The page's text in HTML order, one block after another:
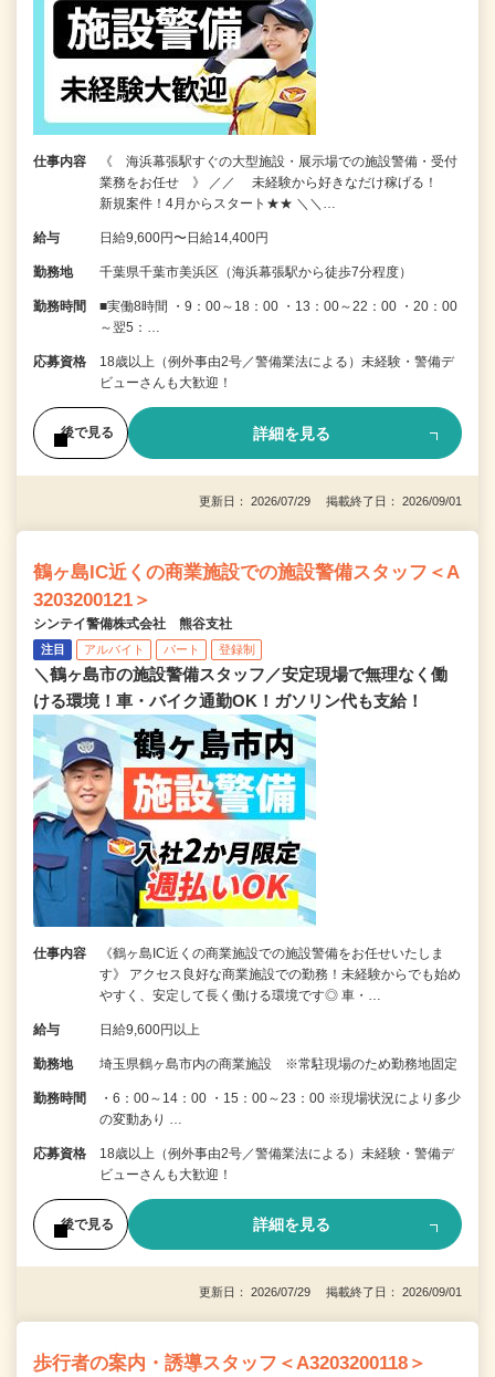
仕事内容
《 海浜幕張駅すぐの大型施設・展示場での施設警備・受付
業務をお任せ 》 ／／ 未経験から好きなだけ稼げる！
新規案件！4月からスタート★★ ＼＼…
給与 日給9,600円〜日給14,400円
勤務地 千葉県千葉市美浜区（海浜幕張駅から徒歩7分程度）
勤務時間
■実働8時間 ・9：00～18：00 ・13：00～22：00 ・20：00
～翌5：…
応募資格
18歳以上（例外事由2号／警備業法による）未経験・警備デ
ビューさんも大歓迎！
後で見る 詳細を見る
更新日： 2026/07/29 掲載終了日： 2026/09/01
鶴ヶ島IC近くの商業施設での施設警備スタッフ＜A
3203200121＞
シンテイ警備株式会社 熊谷支社
注目 アルバイト パート 登録制
＼鶴ヶ島市の施設警備スタッフ／安定現場で無理なく働
ける環境！車・バイク通勤OK！ガソリン代も支給！
仕事内容
《鶴ヶ島IC近くの商業施設での施設警備をお任せいたしま
す》 アクセス良好な商業施設での勤務！未経験からでも始め
やすく、安定して長く働ける環境です◎ 車・…
給与 日給9,600円以上
勤務地 埼玉県鶴ヶ島市内の商業施設 ※常駐現場のため勤務地固定
勤務時間
・6：00～14：00 ・15：00～23：00 ※現場状況により多少
の変動あり …
応募資格
18歳以上（例外事由2号／警備業法による）未経験・警備デ
ビューさんも大歓迎！
後で見る 詳細を見る
更新日： 2026/07/29 掲載終了日： 2026/09/01
歩行者の案内・誘導スタッフ＜A3203200118＞